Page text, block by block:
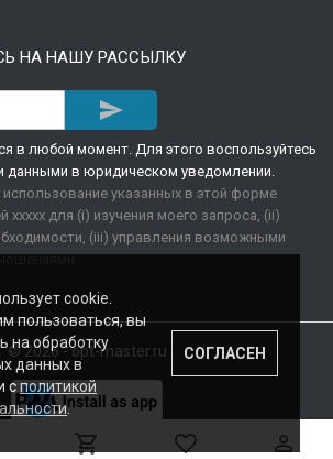
НА НАШУ РАССЫЛКУ

в любой момент. Для этого воспользуйтесь
данными в юридическом уведомлении.
указанных в этой форме
xxxxx для (i) изучения моего запроса, (ii)
(iii) управления возможными
© 2026 - opt-master.ru
  
cookie.
пользоваться, вы
на обработку
данных в
сполитикой
.
СОГЛАСЕН